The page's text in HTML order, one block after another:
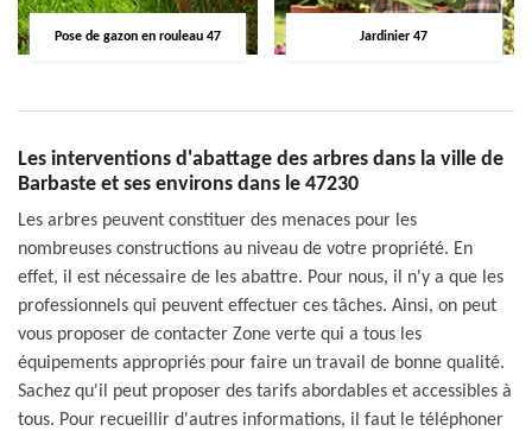
Pose de gazon en rouleau 47 Jardinier 47
Les interventions d'abattage des arbres dans la ville de
Barbaste et ses environs dans le 47230
Les arbres peuvent constituer des menaces pour les
nombreuses constructions au niveau de votre propriété. En
effet, il est nécessaire de les abattre. Pour nous, il n'y a que les
professionnels qui peuvent effectuer ces tâches. Ainsi, on peut
vous proposer de contacter Zone verte qui a tous les
équipements appropriés pour faire un travail de bonne qualité.
Sachez qu'il peut proposer des tarifs abordables et accessibles à
tous. Pour recueillir d'autres informations, il faut le téléphoner